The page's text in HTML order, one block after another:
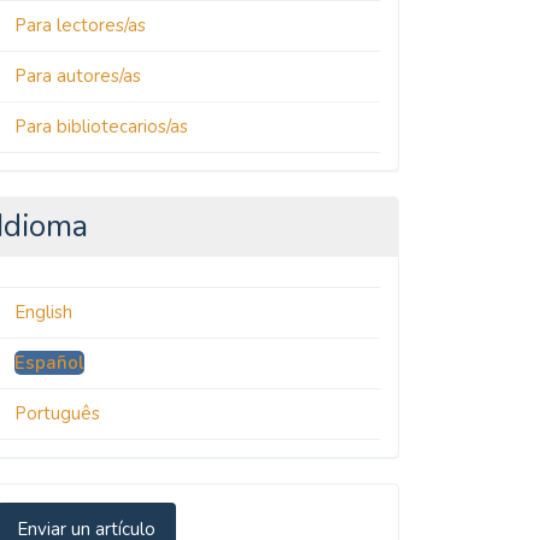
Para lectores/as
Para autores/as
Para bibliotecarios/as
English
Español
Português
Enviar un artículo